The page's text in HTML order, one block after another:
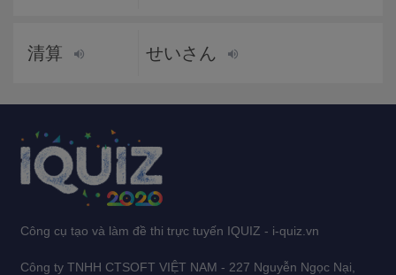
清算 せいさん
Công cụ tạo và làm đề thi trực tuyến IQUIZ - i-quiz.vn
Công ty TNHH CTSOFT VIỆT NAM - 227 Nguyễn Ngọc Nại,